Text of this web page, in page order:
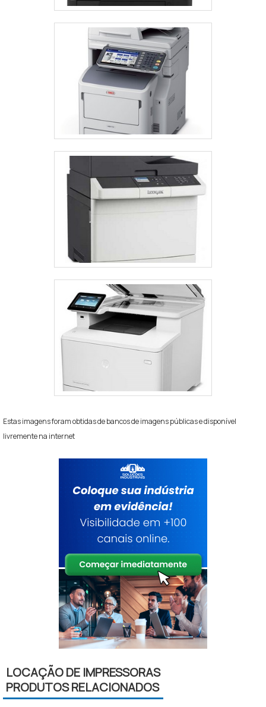
Estas imagens foram obtidas de bancos de imagens públicas e disponível
livremente na internet
LOCAÇÃO DE IMPRESSORAS
PRODUTOS RELACIONADOS